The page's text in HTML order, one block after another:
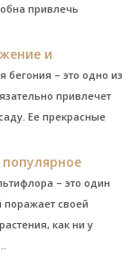
привлечь
и
бегония – это одно из
привлечет
Ее прекрасные
– это один
своей
как ни у